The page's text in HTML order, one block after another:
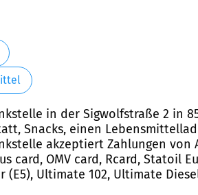
in der Sigwolfstraße 2 in
Snacks, einen
akzeptiert Zahlungen von
card, OMV card, Rcard, Statoil
(E5), Ultimate 102, Ultimate